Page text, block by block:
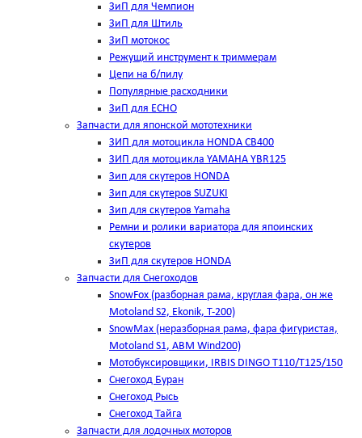
ЗиП для Чемпион
ЗиП для Штиль
ЗиП мотокос
Режущий инструмент к триммерам
Цепи на б/пилу
Популярные расходники
ЗиП для ЕСНО
Запчасти для японской мототехники
ЗИП для мотоцикла HONDA CB400
ЗИП для мотоцикла YAMAHA YBR125
Зип для скутеров HONDA
Зип для скутеров SUZUKI
Зип для скутеров Yamaha
Ремни и ролики вариатора для япоинских
скутеров
ЗиП для скутеров HONDA
Запчасти для Снегоходов
SnowFox (разборная рама, круглая фара, он же
Motoland S2, Ekonik, T-200)
SnowMax (неразборная рама, фара фигуристая,
Motoland S1, ABM Wind200)
Мотобуксировщики, IRBIS DINGO Т110/Т125/150
Снегоход Буран
Снегоход Рысь
Снегоход Тайга
Запчасти для лодочных моторов